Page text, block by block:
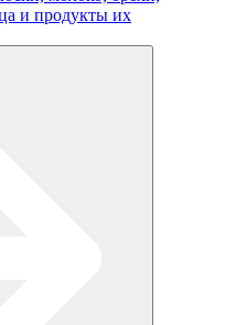
и продукты их